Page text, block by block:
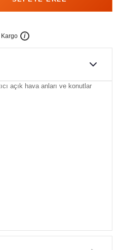
Kargo i
açık hava anları ve konutlar